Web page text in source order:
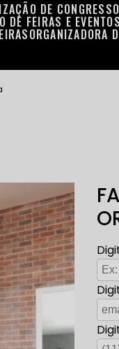
DE
DE FEIRAS E EVENTOS
ORGANIZADORA